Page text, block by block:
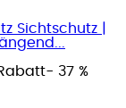
Sichtschutz |
- 37 %